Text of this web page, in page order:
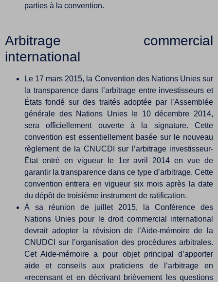
parties à la convention.
Arbitrage commercial
international
Le 17 mars 2015, la Convention des Nations Unies sur
la transparence dans l’arbitrage entre investisseurs et
États fondé sur des traités adoptée par l’Assemblée
générale des Nations Unies le 10 décembre 2014,
sera officiellement ouverte à la signature. Cette
convention est essentiellement basée sur le nouveau
règlement de la CNUCDI sur l’arbitrage investisseur-
État entré en vigueur le 1er avril 2014 en vue de
garantir la transparence dans ce type d’arbitrage. Cette
convention entrera en vigueur six mois après la date
du dépôt de troisième instrument de ratification.
À sa réunion de juillet 2015, la Conférence des
Nations Unies pour le droit commercial international
devrait adopter la révision de l’Aide-mémoire de la
CNUDCI sur l’organisation des procédures arbitrales.
Cet Aide-mémoire a pour objet principal d’apporter
aide et conseils aux praticiens de l’arbitrage en
«recensant et en décrivant brièvement les questions